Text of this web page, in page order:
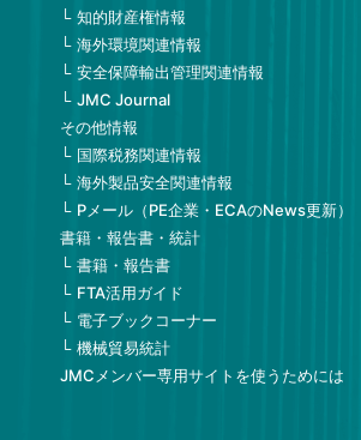
知的財産権情報
海外環境関連情報
安全保障輸出管理関連情報
JMC Journal
その他情報
国際税務関連情報
海外製品安全関連情報
Pメール（PE企業・ECAのNews更新）
書籍・報告書・統計
書籍・報告書
FTA活用ガイド
電子ブックコーナー
機械貿易統計
JMCメンバー専用サイトを使うためには